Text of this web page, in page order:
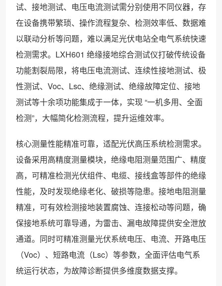
试、接地测试、电压电流测试需分别使用不同仪器，存
在设备携带繁琐、操作流程复杂、检测效率低、数据难
以联动分析等问题，难以满足光伏电站全电气系统快速
检测需求。LXH601 绝缘接地综合测试仪打破传统设备
功能割裂局限，将电压电流测试、连续性接地测试、极
性测试、Voc、Lsc、绝缘测试、绝缘故障定位、接地
测试等十余项功能集成于一体，实现 “一机多用、全面
检测”，大幅简化检测流程，提升运维效率。
核心测量性能精准可靠，适配光伏高压系统检测需求。
设备采用高精度测量模块，绝缘电阻测量范围广、精度
高，可精准检测光伏组件、电缆、接线盒等部件的绝缘
性能，及时发现绝缘老化、破损等隐患。接地电阻测量
精准，可有效检测接地装置腐蚀、连接松动等问题，确
保接地系统可靠导通，为雷击、漏电故障提供安全泄放
通道。同时可精准测量光伏系统电压、电流、开路电压
（Voc）、短路电流（Lsc）等参数，全面评估电气系
统运行状态，为故障诊断提供多维度数据支撑。